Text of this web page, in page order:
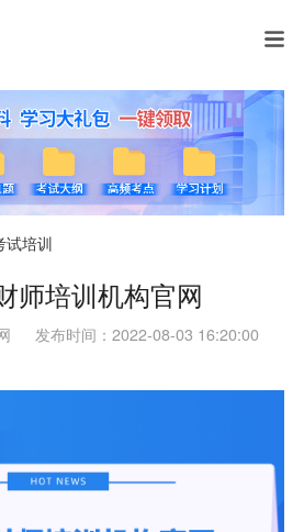
试培训
师培训机构官网
发布时间：2022-08-03 16:20:00